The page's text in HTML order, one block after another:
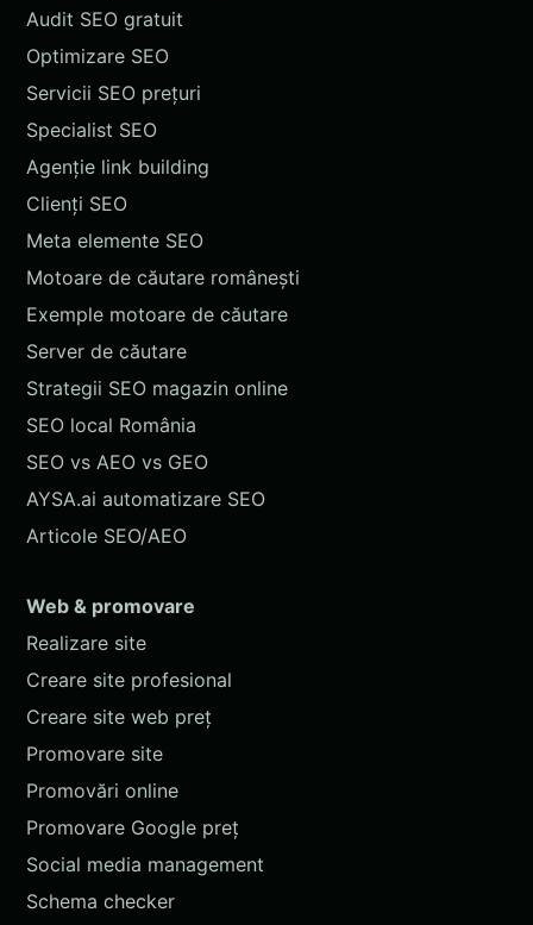
Audit SEO gratuit
Optimizare SEO
Servicii SEO prețuri
Specialist SEO
Agenție link building
Clienți SEO
Meta elemente SEO
Motoare de căutare românești
Exemple motoare de căutare
Server de căutare
Strategii SEO magazin online
SEO local România
SEO vs AEO vs GEO
AYSA.ai automatizare SEO
Articole SEO/AEO
Web & promovare
Realizare site
Creare site profesional
Creare site web preț
Promovare site
Promovări online
Promovare Google preț
Social media management
Schema checker